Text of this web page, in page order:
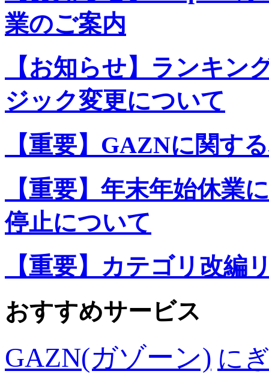
業のご案内
【お知らせ】ランキン
ジック変更について
【重要】GAZNに関す
【重要】年末年始休業
停止について
【重要】カテゴリ改編
おすすめサービス
GAZN(ガゾーン) に